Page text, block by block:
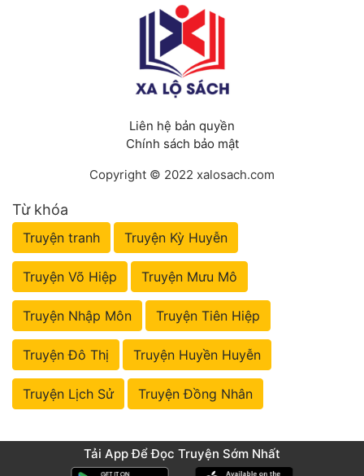
Liên hệ bản quyền
Chính sách bảo mật
Copyright © 2022 xalosach.com
Từ khóa
Truyện tranh Truyện Kỳ Huyễn
Truyện Võ Hiệp Truyện Mưu Mô
Truyện Nhập Môn Truyện Tiên Hiệp
Truyện Đô Thị Truyện Huyền Huyễn
Truyện Lịch Sử Truyện Đồng Nhân
Tải App Để Đọc Truyện Sớm Nhất